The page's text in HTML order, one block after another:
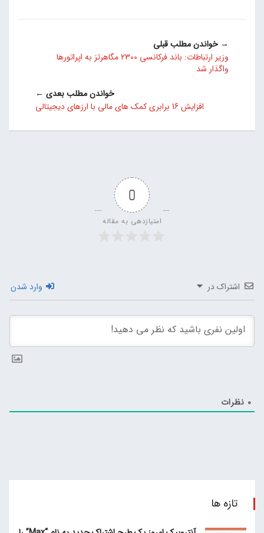
→ خواندن مطلب قبلی
وزیر ارتباطات: باند فرکانسی 2300 مگاهرتز به اپراتورها
واگذار شد
خواندن مطلب بعدی ←
افزایش 16 برابری کمک های مالی با ارزهای دیجیتالی
0
امتیازدهی به مقاله
اشتراک در وارد شدن
0 نظرات
تازه ها